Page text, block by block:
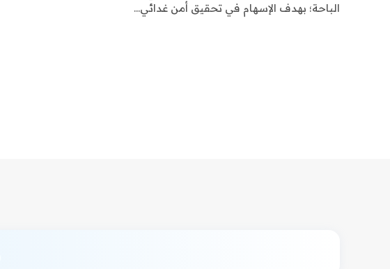
الباحة؛ بهدف الإسهام في تحقيق أمن غدائي…